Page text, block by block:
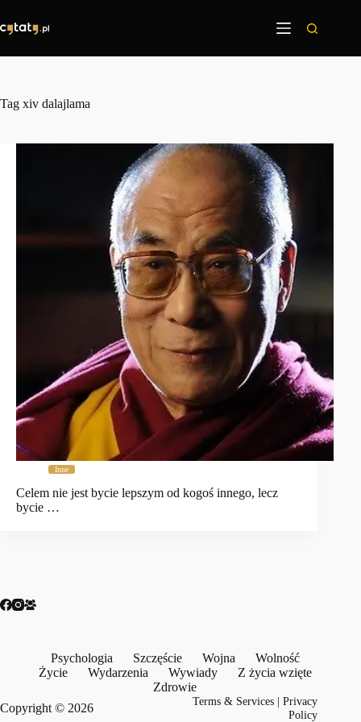
treści
Tag xiv dalajlama
Inne
Celem nie jest bycie lepszym od kogoś innego, lecz
bycie …
Psychologia Szczęście Wojna
Wolność
Życie
Wydarzenia Wywiady
Z życia wzięte
Zdrowie
Copyright © 2026
Terms & Services |Privacy
Policy